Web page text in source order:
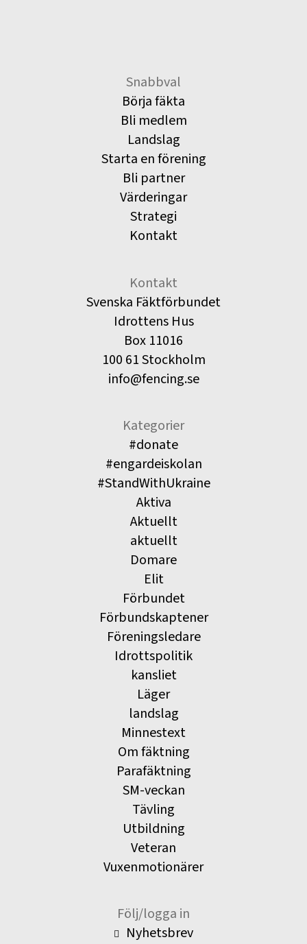
Snabbval
Börja fäkta
Bli medlem
Landslag
Starta en förening
Bli partner
Värderingar
Strategi
Kontakt
Kontakt
Svenska Fäktförbundet
Idrottens Hus
Box 11016
100 61 Stockholm
info@fencing.se
Kategorier
#donate
#engardeiskolan
#StandWithUkraine
Aktiva
Aktuellt
aktuellt
Domare
Elit
Förbundet
Förbundskaptener
Föreningsledare
Idrottspolitik
kansliet
Läger
landslag
Minnestext
Om fäktning
Parafäktning
SM-veckan
Tävling
Utbildning
Veteran
Vuxenmotionärer
Följ/logga in
Nyhetsbrev